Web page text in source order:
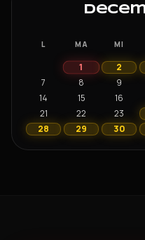
L MA MI
1 2
7
8 9
14
15 16
21
22 23
28
29 30